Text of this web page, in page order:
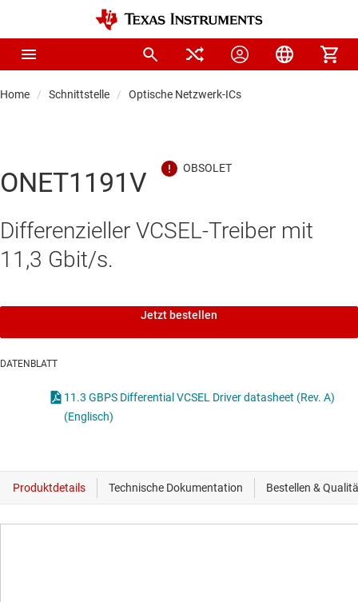
Home Schnittstelle Optische Netzwerk-ICs
ONET1191V
Differenzieller VCSEL-Treiber mit
11,3 Gbit/s.
Jetzt bestellen
DATENBLATT
11.3 GBPS Differential VCSEL Driver datasheet (Rev. A)
(Englisch)